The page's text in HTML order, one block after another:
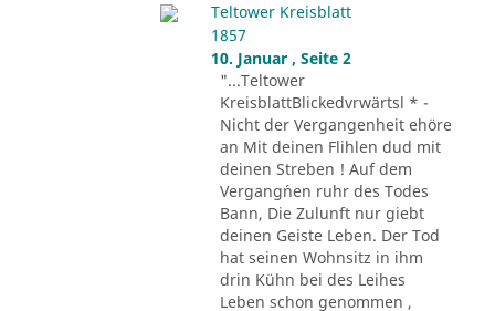
Teltower Kreisblatt
1857
10. Januar , Seite 2
"...Teltower
KreisblattBlickedvrwärtsl * -
Nicht der Vergangenheit ehöre
an Mit deinen Flihlen dud mit
deinen Streben ! Auf dem
Vergang´nen ruhr des Todes
Bann, Die Zulunft nur giebt
deinen Geiste Leben. Der Tod
hat seinen Wohnsitz in ihm
drin Kühn bei des Leihes
Leben schon genommen ,